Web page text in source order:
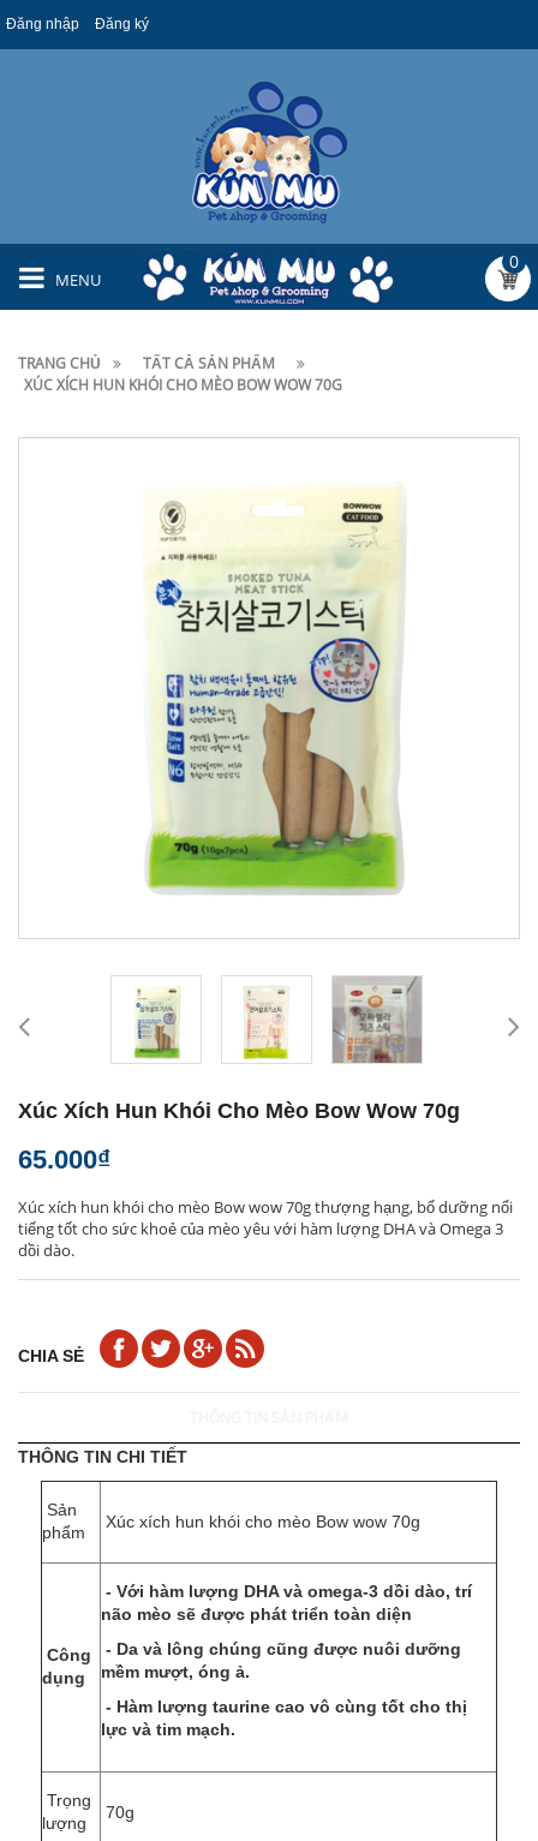
Đăng nhập Đăng ký
MENU
0
TRANG CHỦ
TẤT CẢ SẢN PHẨM
XÚC XÍCH HUN KHÓI CHO MÈO BOW WOW 70G
Xúc Xích Hun Khói Cho Mèo Bow Wow 70g
65.000₫
Xúc xích hun khói cho mèo Bow wow 70g thượng hạng, bổ dưỡng nổi
tiếng tốt cho sức khoẻ của mèo yêu với hàm lượng DHA và Omega 3
dồi dào.
CHIA SẺ
THÔNG TIN CHI TIẾT
Sản
phẩm
Xúc xích hun khói cho mèo Bow wow 70g
Công
dụng
- Với hàm lượng DHA và omega-3 dồi dào, trí
não mèo sẽ được phát triển toàn diện
- Da và lông chúng cũng được nuôi dưỡng
mềm mượt, óng ả.
- Hàm lượng taurine cao vô cùng tốt cho thị
lực và tim mạch.
Trọng
lượng
70g